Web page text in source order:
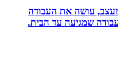
עושה את העבודה
שמגיעה עד הבית.